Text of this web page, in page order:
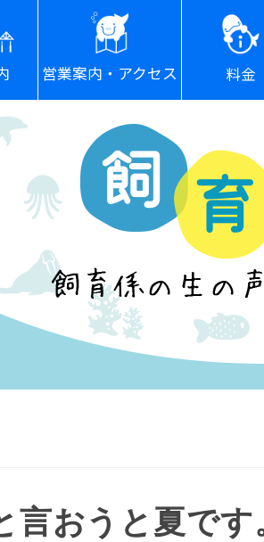
営業案内・アクセス 料金
言おうと夏です